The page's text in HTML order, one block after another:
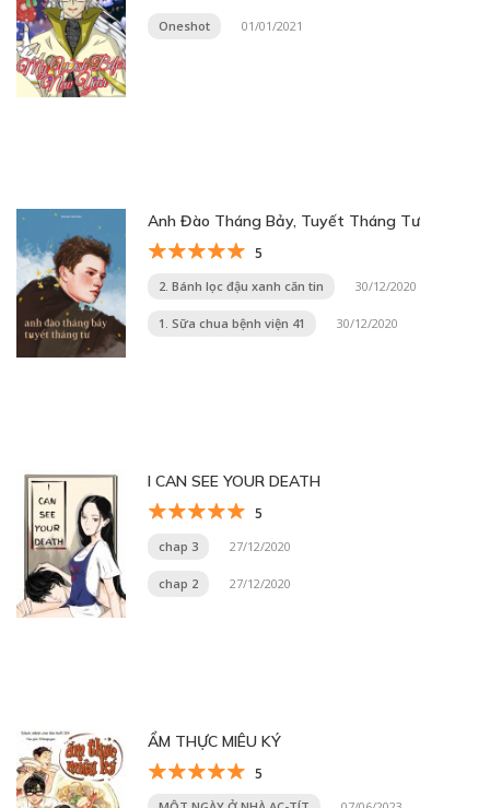
Oneshot 01/01/2021
Anh Đào Tháng Bảy, Tuyết Tháng Tư
5
2. Bánh lọc đậu xanh căn tin 30/12/2020
1. Sữa chua bệnh viện 41 30/12/2020
I CAN SEE YOUR DEATH
5
chap 3 27/12/2020
chap 2 27/12/2020
ẨM THỰC MIÊU KÝ
5